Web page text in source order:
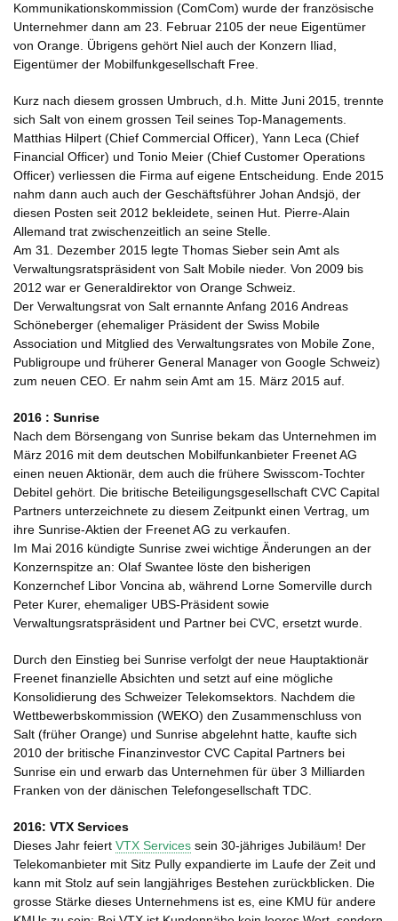
Kommunikationskommission (ComCom) wurde der französische
Unternehmer dann am 23. Februar 2105 der neue Eigentümer
von Orange. Übrigens gehört Niel auch der Konzern Iliad,
Eigentümer der Mobilfunkgesellschaft Free.
Kurz nach diesem grossen Umbruch, d.h. Mitte Juni 2015, trennte
sich Salt von einem grossen Teil seines Top-Managements.
Matthias Hilpert (Chief Commercial Officer), Yann Leca (Chief
Financial Officer) und Tonio Meier (Chief Customer Operations
Officer) verliessen die Firma auf eigene Entscheidung. Ende 2015
nahm dann auch auch der Geschäftsführer Johan Andsjö, der
diesen Posten seit 2012 bekleidete, seinen Hut. Pierre-Alain
Allemand trat zwischenzeitlich an seine Stelle.
Am 31. Dezember 2015 legte Thomas Sieber sein Amt als
Verwaltungsratspräsident von Salt Mobile nieder. Von 2009 bis
2012 war er Generaldirektor von Orange Schweiz.
Der Verwaltungsrat von Salt ernannte Anfang 2016 Andreas
Schöneberger (ehemaliger Präsident der Swiss Mobile
Association und Mitglied des Verwaltungsrates von Mobile Zone,
Publigroupe und früherer General Manager von Google Schweiz)
zum neuen CEO. Er nahm sein Amt am 15. März 2015 auf.
2016 : Sunrise
Nach dem Börsengang von Sunrise bekam das Unternehmen im
März 2016 mit dem deutschen Mobilfunkanbieter Freenet AG
einen neuen Aktionär, dem auch die frühere Swisscom-Tochter
Debitel gehört. Die britische Beteiligungsgesellschaft CVC Capital
Partners unterzeichnete zu diesem Zeitpunkt einen Vertrag, um
ihre Sunrise-Aktien der Freenet AG zu verkaufen.
Im Mai 2016 kündigte Sunrise zwei wichtige Änderungen an der
Konzernspitze an: Olaf Swantee löste den bisherigen
Konzernchef Libor Voncina ab, während Lorne Somerville durch
Peter Kurer, ehemaliger UBS-Präsident sowie
Verwaltungsratspräsident und Partner bei CVC, ersetzt wurde.
Durch den Einstieg bei Sunrise verfolgt der neue Hauptaktionär
Freenet finanzielle Absichten und setzt auf eine mögliche
Konsolidierung des Schweizer Telekomsektors. Nachdem die
Wettbewerbskommission (WEKO) den Zusammenschluss von
Salt (früher Orange) und Sunrise abgelehnt hatte, kaufte sich
2010 der britische Finanzinvestor CVC Capital Partners bei
Sunrise ein und erwarb das Unternehmen für über 3 Milliarden
Franken von der dänischen Telefongesellschaft TDC.
2016: VTX Services
Dieses Jahr feiert VTX Services sein 30-jähriges Jubiläum! Der
Telekomanbieter mit Sitz Pully expandierte im Laufe der Zeit und
kann mit Stolz auf sein langjähriges Bestehen zurückblicken. Die
grosse Stärke dieses Unternehmens ist es, eine KMU für andere